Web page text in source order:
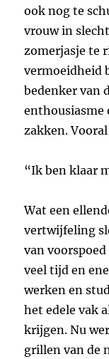
ook nog te
vrouw in
zomerjasje te
vermoeidheid
bedenker van
zakken.
“Ik ben klaar
Wat een
vertwijfeling
van
veel tijd en
werken en
het edele vak
krijgen. Nu
grillen van de